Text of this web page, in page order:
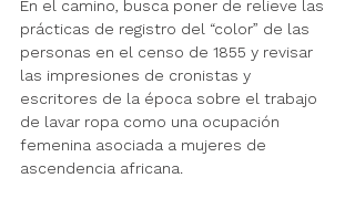
En el camino, busca poner de relieve las
prácticas de registro del “color” de las
personas en el censo de 1855 y revisar
las impresiones de cronistas y
escritores de la época sobre el trabajo
de lavar ropa como una ocupación
femenina asociada a mujeres de
ascendencia africana.